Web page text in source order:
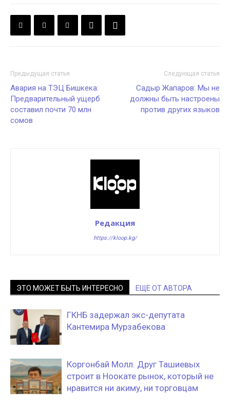
Предыдущая статья
Авария на ТЭЦ Бишкека:
Предварительный ущерб
составил почти 70 млн
сомов
Следующая статья
Садыр Жапаров: Мы не
должны быть настроены
против других языков
Редакция
https://kloop.kg/
ЭТО МОЖЕТ БЫТЬ ИНТЕРЕСНО ЕЩЕ ОТ АВТОРА
ГКНБ задержал экс-депутата
Кантемира Мурзабекова
Коргонбай Молл. Друг Ташиевых
строит в Ноокате рынок, который не
нравится ни акиму, ни торговцам